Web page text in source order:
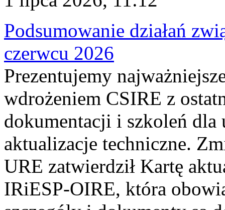
Podsumowanie działań
czerwcu 2026
Prezentujemy
wdrożeniem CSIRE z
dokumentacji i szkoleń
aktualizacje techniczne.
URE zatwierdził Kartę
IRiESP‑OIRE, która